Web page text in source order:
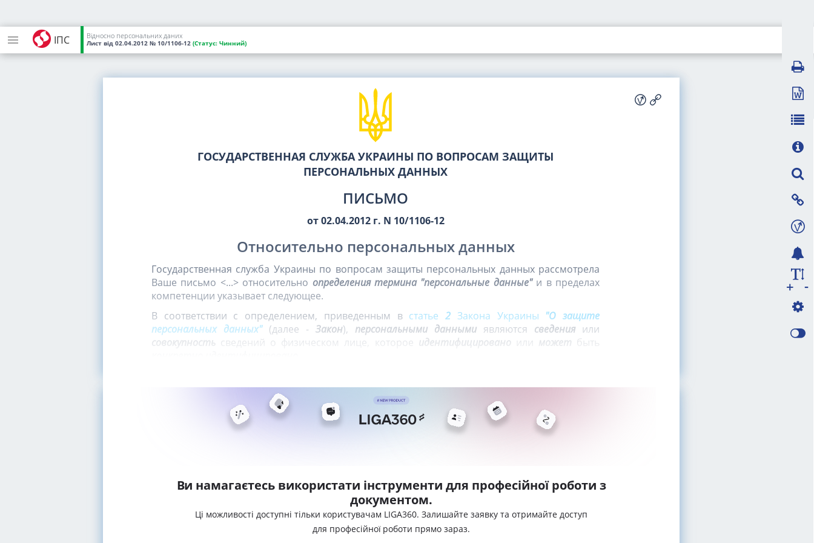
ІПС Відносно персональних даних
Лист від 02.04.2012 № 10/1106-12 (Статус: Чинний)
ГОСУДАРСТВЕННАЯ СЛУЖБА УКРАИНЫ ПО ВОПРОСАМ ЗАЩИТЫ
ПЕРСОНАЛЬНЫХ ДАННЫХ
ПИСЬМО
от 02.04.2012 г. N 10/1106-12
Относительно персональных данных
Государственная служба Украины по вопросам защиты персональных данных рассмотрела
Ваше письмо <...> относительно определения термина "персональные данные"и в пределах
компетенции указывает следующее.
В соответствии с определением, приведенным в статье2 Закона Украины "О защите
персональных данных"(далее - Закон), персональными данными являются сведения или
совокупность
сведений о физическом лице, которое идентифицировано или может быть
Ви намагаєтесь використати інструменти для професійної роботи з
документом.
Ці можливості доступні тільки користувачам LIGA360. Залишайте заявку та отримайте доступ
для професійної роботи прямо зараз.
-
+